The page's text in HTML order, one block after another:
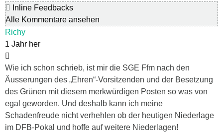
Inline Feedbacks
Alle Kommentare ansehen
Richy
1 Jahr her
Wie ich schon schrieb, ist mir die SGE Ffm nach den
Äusserungen des „Ehren“-Vorsitzenden und der Besetzung
des Grünen mit diesem merkwürdigen Posten so was von
egal geworden. Und deshalb kann ich meine
Schadenfreude nicht verhehlen ob der heutigen Niederlage
im DFB-Pokal und hoffe auf weitere Niederlagen!